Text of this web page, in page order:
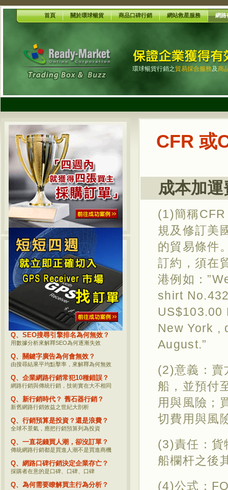
首頁 關於環球暢貨 商品口碑行銷 網站救星服務 網路
環球暢貨行銷之 貿易採合服務及商
CFR 或
成本加
(1)簡稱
規及修訂美
的貿易條件
訂約，須在
港例如：
shirt
US$103.00
New York ,
August.”
(2)意義：賣
船，並預付
用與風險；
切費用與風
(3)責任：貨
船欄杆之後
(4)公式：
熱門網路行銷話題
Q、何評估商品網路行銷的價值？
網路行銷後到底要看哪些數據？
Q、企業網路行銷必須追蹤的事？
重要網路行銷觀念分享，您一定要瞭解
Q、影響SEO的參數究竟有哪些？
參考坊間資料？不如直接看Google公開的
Q、SEO搜尋引擎排名為何無效？
用數據分析來解釋SEO為何逐漸失效
Q、關鍵字廣告為何會無效？
由搜尋結果平均點擊率，來解釋為何無效
Q、企業網路行銷常犯10種錯誤？
網路行銷與傳統行銷，技術實在大不相同
Q、新行銷時代？ 舊石器行銷？
新舊網路行銷效益之世紀大剖析
Q、行銷預算是投資？還是浪費？
全球不景氣，應把行銷預算列為投資
Q、一直花錢買人潮，卻沒訂單？
傳統網路行銷都是買進人潮不是買進商機
Q、網路口碑行銷決定企業存亡？
採購者在意的是口碑、口碑、口碑
Q、為何需要瞭解買主行為分析？